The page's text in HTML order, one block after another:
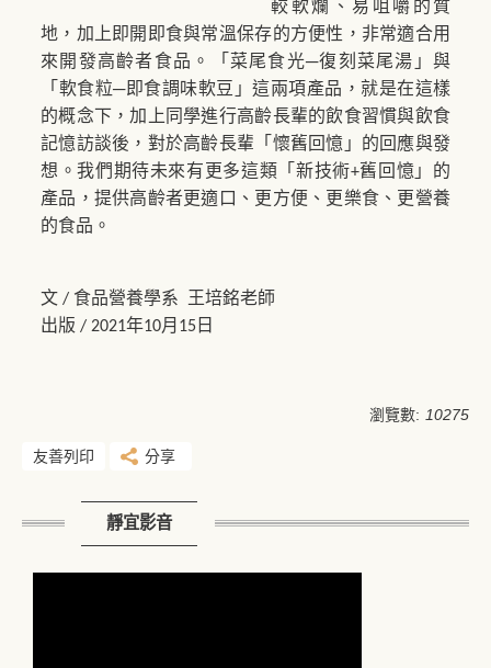
較軟爛、易咀嚼的質
地，加上即開即食與常溫保存的方便性，非常適合用
來開發高齡者食品。「菜尾食光─復刻菜尾湯」與
「 軟食粒─即食調味軟豆」這兩項產品，就是在這樣
的概念下，加上同學進行高齡長輩的飲食習慣與飲食
記憶訪談後，對於高齡長輩「懷舊回憶」的回應與發
想。我們期待未來有更多這類「新技術+舊回憶」的
產品，提供高齡者更適口、更方便、更樂食、更營養
的食品。
文 / 食品營養學系
王培銘老師
出版 / 2021年10月 15 日
瀏覽數: 10275
友善列印 分享
靜宜影音